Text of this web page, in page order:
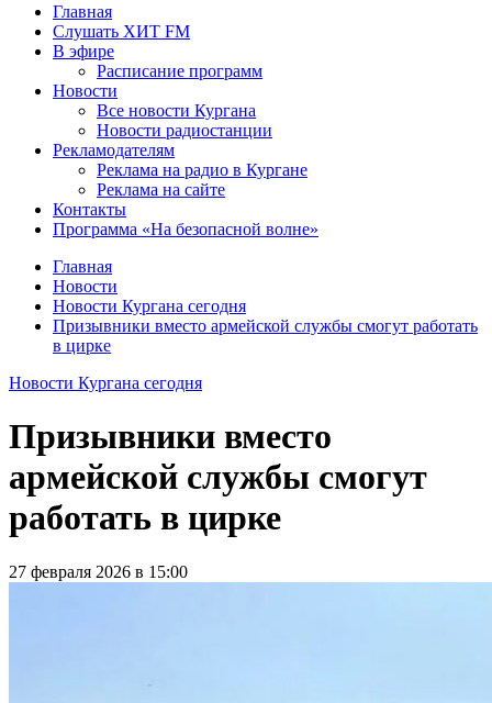
Главная
Слушать ХИТ FM
В эфире
Расписание программ
Новости
Все новости Кургана
Новости радиостанции
Рекламодателям
Реклама на радио в Кургане
Реклама на сайте
Контакты
Программа «На безопасной волне»
Главная
Новости
Новости Кургана сегодня
Призывники вместо армейской службы смогут работать
в цирке
Новости Кургана сегодня
Призывники вместо
армейской службы смогут
работать в цирке
27 февраля 2026 в 15:00